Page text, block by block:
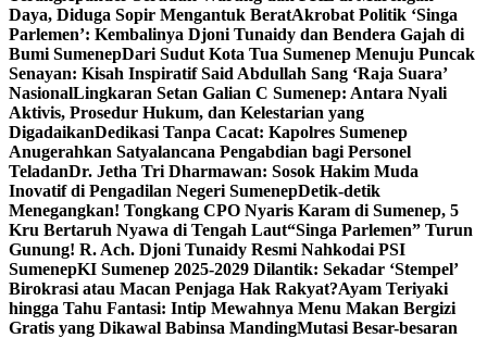
Daya, Diduga Sopir Mengantuk BeratAkrobat Politik ‘Singa
Parlemen’: Kembalinya Djoni Tunaidy dan Bendera Gajah di
Bumi SumenepDari Sudut Kota Tua Sumenep Menuju Puncak
Senayan: Kisah Inspiratif Said Abdullah Sang ‘Raja Suara’
NasionalLingkaran Setan Galian C Sumenep: Antara Nyali
Aktivis, Prosedur Hukum, dan Kelestarian yang
DigadaikanDedikasi Tanpa Cacat: Kapolres Sumenep
Anugerahkan Satyalancana Pengabdian bagi Personel
TeladanDr. Jetha Tri Dharmawan: Sosok Hakim Muda
Inovatif di Pengadilan Negeri SumenepDetik-detik
Menegangkan! Tongkang CPO Nyaris Karam di Sumenep, 5
Kru Bertaruh Nyawa di Tengah Laut“Singa Parlemen” Turun
Gunung! R. Ach. Djoni Tunaidy Resmi Nahkodai PSI
SumenepKI Sumenep 2025-2029 Dilantik: Sekadar ‘Stempel’
Birokrasi atau Macan Penjaga Hak Rakyat?Ayam Teriyaki
hingga Tahu Fantasi: Intip Mewahnya Menu Makan Bergizi
Gratis yang Dikawal Babinsa MandingMutasi Besar-besaran